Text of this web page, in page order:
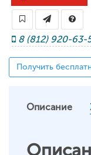
8 (812) 920-63-
Получить
Описание